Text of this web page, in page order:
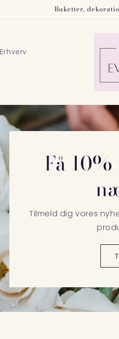
Buketter,
Erhverv
Få
Tilmeld dig vores